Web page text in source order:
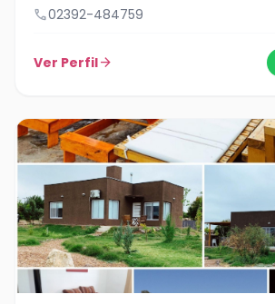
call02392-484759
Ver Perfilarrow_forward